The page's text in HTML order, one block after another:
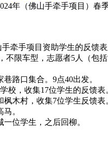
项目）春季资助
牵手项目资助学生的反馈表
限车型，志愿者5人（包括
路口集合。9点40出发。
校，收集17位学生的反馈表
木村，收集7位学生反馈表
。
位学生，之后回柳。